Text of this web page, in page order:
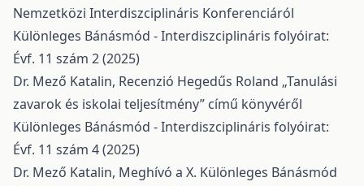
Nemzetközi Interdiszciplináris Konferenciáról
Különleges Bánásmód - Interdiszciplináris folyóirat:
Évf. 11 szám 2 (2025)
Dr. Mező Katalin, Recenzió Hegedűs Roland „Tanulási
zavarok és iskolai teljesítmény” című könyvéről
Különleges Bánásmód - Interdiszciplináris folyóirat:
Évf. 11 szám 4 (2025)
Dr. Mező Katalin, Meghívó a X. Különleges Bánásmód